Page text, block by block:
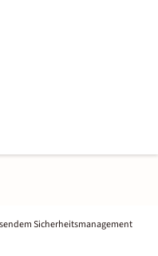
Sicherheitsmanagement